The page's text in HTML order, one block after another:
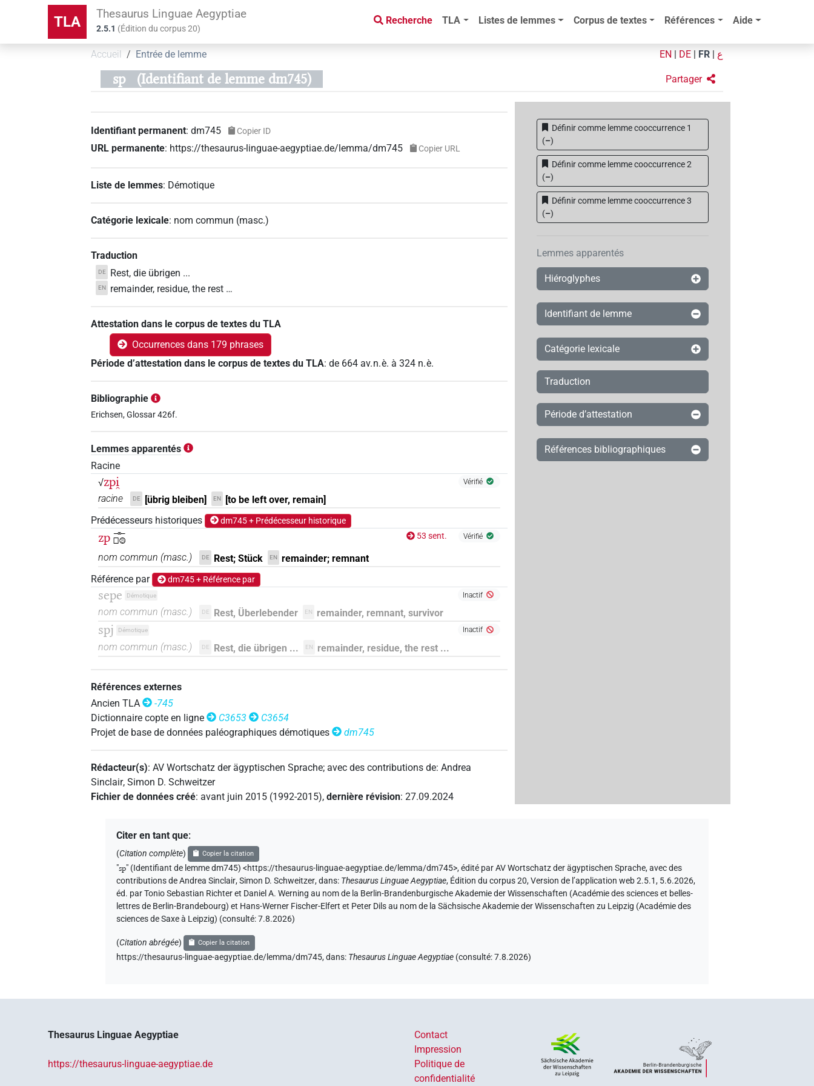
TLA Thesaurus Linguae Aegyptiae
2.5.1 (Édition du corpus20)
Recherche TLA Listes de lemmes Corpus de textes Références Aide
Accueil Entrée de lemme EN DE FR ع
sp (Identifiant de lemme dm745) Partager
Identifiant permanent:dm745 Copier ID
URL permanente: https://thesaurus-linguae-aegyptiae.de/lemma/dm745 Copier URL
Liste de lemmes: Démotique
Catégorie lexicale: nom commun (masc.)
Traduction
DE Rest, die übrigen ...
EN remainder, residue, the rest …
Attestation dans le corpus de textes du TLA
Occurrences dans 179 phrases
Période d’attestation dans le corpus de textes du TLA:de 664 av. n. è. à 324 n. è.
Bibliographie
Erichsen, Glossar 426f.
Lemmes apparentés
Racine
√zpi̯ Vérifié
racine DE [übrig bleiben] EN
[to be left over, remain]
Prédécesseurs historiques
dm745 + Prédécesseur historique
zp𓊃𓊪𓊗 53 sent. Vérifié
nom commun (masc.) DE Rest; Stück EN remainder; remnant
Référence par
dm745 + Référence par
sepe Démotique Inactif
nom commun (masc. ) DE Rest, Überlebender EN remainder, remnant, survivor
spj Démotique Inactif
nom commun (masc. ) DE Rest, die übrigen ... EN remainder, residue, the rest ...
Références externes
Ancien TLA
-745
Dictionnaire copte en ligne
C3653
C3654
Projet de base de données paléographiques démotiques
dm745
Rédacteur(s):AV Wortschatz der ägyptischen Sprache;avec des contributions de:Andrea
Sinclair,Simon D. Schweitzer
Fichier de données créé:avant juin 2015 (1992-2015),dernière révision:27.09.2024
Définir comme lemme cooccurrence 1
(–)
Définir comme lemme cooccurrence 2
(–)
Définir comme lemme cooccurrence 3
(–)
Lemmes apparentés
Hiéroglyphes
Identifiant de lemme
Catégorie lexicale
Traduction
Période d’attestation
Références bibliographiques
Citer en tant que:
(Citation complète) Copier la citation
"sp" (Identifiant de lemme dm745) <https://thesaurus-linguae-aegyptiae.de/lemma/dm745>,édité par AV Wortschatz der ägyptischen Sprache,avec des
contributions de Andrea Sinclair,Simon D. Schweitzer,dans: Thesaurus Linguae Aegyptiae, Édition du corpus 20, Version de l’application web 2.5.1, 5.6.2026,
éd. par Tonio Sebastian Richter et Daniel A. Werning au nom de la Berlin-Brandenburgische Akademie der Wissenschaften (Académie des sciences et belles-
lettres de Berlin-Brandebourg) et Hans-Werner Fischer-Elfert et Peter Dils au nom de la Sächsische Akademie der Wissenschaften zu Leipzig (Académie des
sciences de Saxe à Leipzig) (consulté:7.8.2026)
(Citation abrégée) Copier la citation
https://thesaurus-linguae-aegyptiae.de/lemma/dm745,dans: Thesaurus Linguae Aegyptiae (consulté:7.8.2026)
Thesaurus Linguae Aegyptiae
https://thesaurus-linguae-aegyptiae.de
Contact
Impression
Politique de
confidentialité